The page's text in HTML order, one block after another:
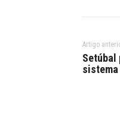
Artigo
Setúbal
sistema